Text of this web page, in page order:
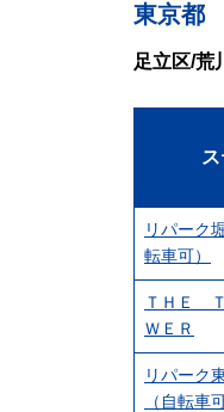
東京都
足立区/荒
リパーク
転車可）
ＴＨＥ
ＷＥＲ
リパーク
（自転車